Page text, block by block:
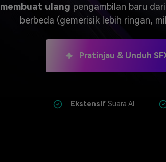
Veo3 Vidu
membuat ulang pengambilan baru
berbeda (gemerisik lebih ringan,
Pratinjau & Unduh
Ekstensif Suara AI